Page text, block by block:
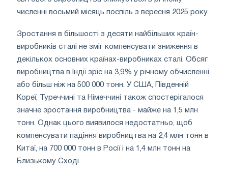
численні восьмий місяць поспіль з вересня 2025 року.
Зростання в більшості з десяти найбільших країн-
виробників сталі не зміг компенсувати зниження в
декількох основних країнах-виробниках сталі. Обсяг
виробництва в Індії зріс на 3,9% у річному обчисленні,
або більш ніж на 500 000 тонн. У США, Південній
Кореї, Туреччині та Німеччині також спостерігалося
значне зростання виробництва - майже на 1,5 млн
тонн. Однак цього виявилося недостатньо, щоб
компенсувати падіння виробництва на 2,4 млн тонн в
Китаї, на 700 000 тонн в Росії і на 1,4 млн тонн на
Близькому Сході.